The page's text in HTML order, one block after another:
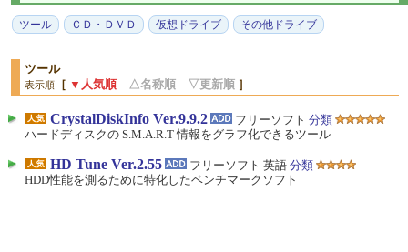
ツール ＣＤ・ＤＶＤ 仮想ドライブ その他ドライブ
ツール
表示順 ［ ▼人気順 △名称順 ▽更新順 ］
CrystalDiskInfo Ver.9.9.2 フリーソフト 分類
ハードディスクの S.M.A.R.T 情報をグラフ化できるツール
HD Tune Ver.2.55 フリーソフト 英語 分類
HDD性能を測るために特化したベンチマークソフト